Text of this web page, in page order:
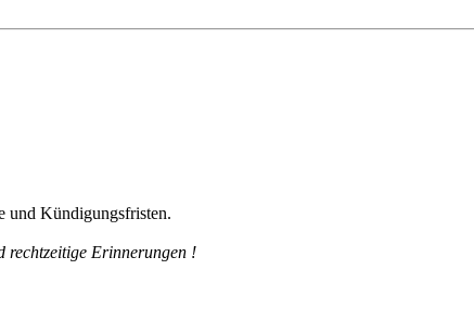
und Kündigungsfristen.
rechtzeitige Erinnerungen !